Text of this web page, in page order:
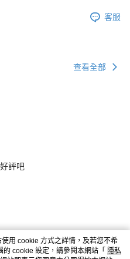
客服
查看全部
評吧
用 cookie 方式之詳情，及若您不希
cookie 設定，請參閱本網站「 隱私